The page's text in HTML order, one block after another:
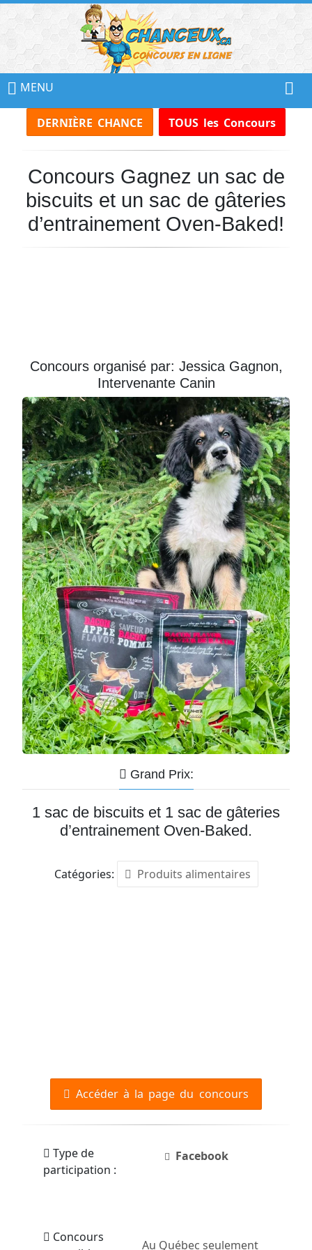
MENU
DERNIÈRE CHANCE TOUS les Concours
Concours Gagnez un sac de
biscuits et un sac de gâteries
d’entrainement Oven-Baked!
Concours organisé par: Jessica Gagnon,
Intervenante Canin
Grand Prix:
1 sac de biscuits et 1 sac de gâteries
d’entrainement Oven-Baked.
Catégories: Produits alimentaires
Accéder à la page du concours
Type de
participation :
Facebook
Concours
Au Québec seulement
📢
Ne
Manquez
Aucun
Concours!
Inscrivez-
vous
notre
infolettre
Prénom
Courriel
*
JE
M'INSCRIS!